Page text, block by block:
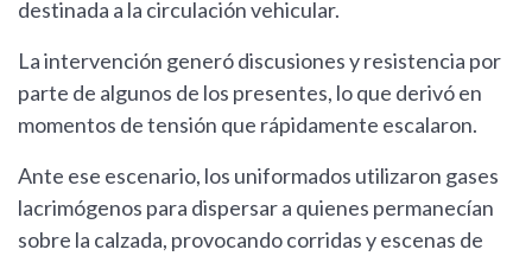
destinada a la circulación vehicular.
La intervención generó discusiones y resistencia por
parte de algunos de los presentes, lo que derivó en
momentos de tensión que rápidamente escalaron.
Ante ese escenario, los uniformados utilizaron gases
lacrimógenos para dispersar a quienes permanecían
sobre la calzada, provocando corridas y escenas de